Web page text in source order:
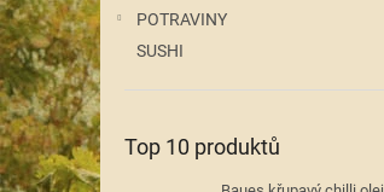
n
e
l
POTRAVINY
SUSHI
Top 10 produktů